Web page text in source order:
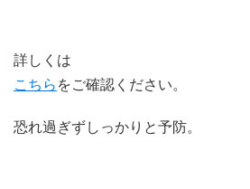
詳しくは
こちら をご確認ください。
恐れ過ぎずしっかりと予防。